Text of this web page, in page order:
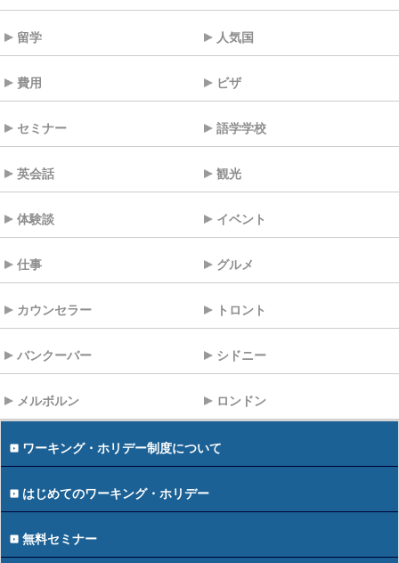
留学 人気国
費用 ビザ
セミナー 語学学校
英会話 観光
体験談 イベント
仕事 グルメ
カウンセラー トロント
バンクーバー シドニー
メルボルン ロンドン
ワーキング・ホリデー制度について
はじめてのワーキング・ホリデー
無料セミナー